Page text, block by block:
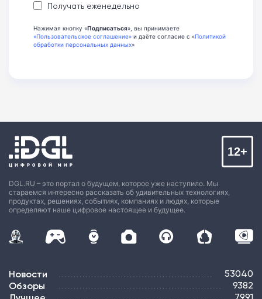
Получать еженедельно
Нажимая кнопку «Подписаться», вы принимаете
«Пользовательское соглашение» и даёте согласие с «Политикой
обработки персональных данных»
DGL.RU – это портал о будущем, которое уже наступило. Мы
стараемся интересно рассказать об удивительных технологиях,
продуктах, решениях, событиях, компаниях и людях, которые
определяют наше цифровое настоящее и будущее.
12+
Новости 53040
Обзоры 9382